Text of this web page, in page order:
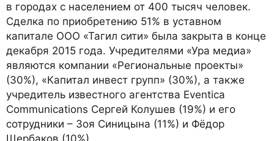
в городах с населением от 400 тысяч человек.
Сделка по приобретению 51% в уставном
капитале ООО «Тагил сити» была закрыта в конце
декабря 2015 года. Учредителями «Ура медиа»
являются компании «Региональные проекты»
(30%), «Капитал инвест групп» (30%), а также
учредитель известного агентства Eventica
Communications Сергей Колушев (19%) и его
сотрудники – Зоя Синицына (11%) и Фёдор
Щербаков (10%).